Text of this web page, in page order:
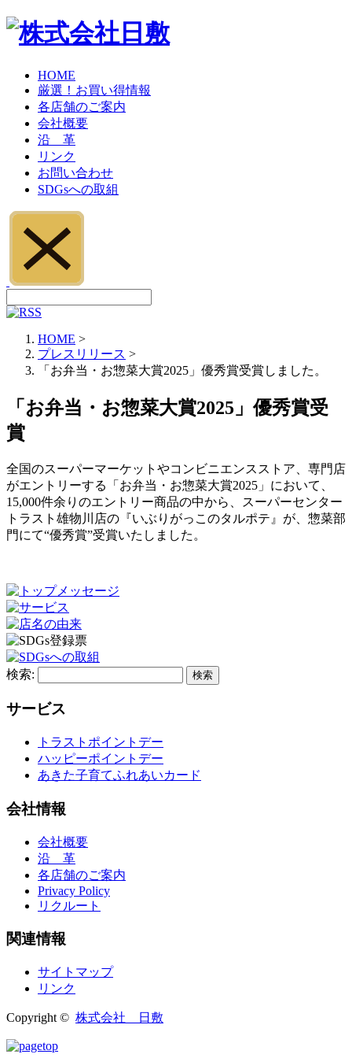
HOME
厳選！お買い得情報
各店舗のご案内
会社概要
沿 革
リンク
お問い合わせ
SDGsへの取組
HOME >
プレスリリース >
「お弁当・お惣菜大賞2025」優秀賞受賞しました。
「お弁当・お惣菜大賞2025」優秀賞受
賞
全国のスーパーマーケットやコンビニエンスストア、専門店
がエントリーする「お弁当・お惣菜大賞2025」において、
15,000件余りのエントリー商品の中から、スーパーセンター
トラスト雄物川店の『いぶりがっこのタルポテ』が、惣菜部
門にて“優秀賞”受賞いたしました。
検索:
サービス
トラストポイントデー
ハッピーポイントデー
あきた子育てふれあいカード
会社情報
会社概要
沿 革
各店舗のご案内
Privacy Policy
リクルート
関連情報
サイトマップ
リンク
Copyright © 株式会社 日敷